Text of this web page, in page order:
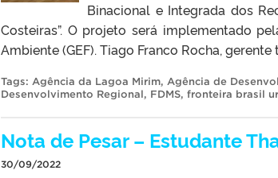
Binacional e Integrada dos
Costeiras”. O projeto será implementado
Ambiente (GEF). Tiago Franco Rocha,
Tags: Agência da Lagoa Mirim, Agência de
Desenvolvimento Regional, FDMS, fronteira brasil
Nota de Pesar – Estudante
30/09/2022